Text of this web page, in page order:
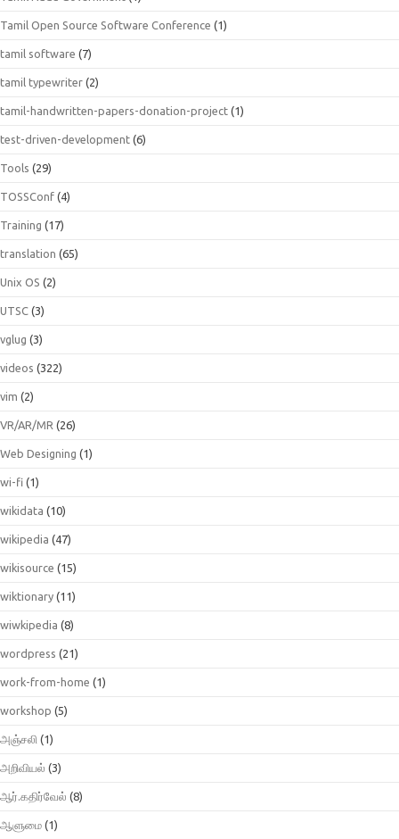
Tamil Open Source Software Conference (1)
tamil software (7)
tamil typewriter (2)
tamil-handwritten-papers-donation-project (1)
test-driven-development (6)
Tools (29)
TOSSConf (4)
Training (17)
translation (65)
Unix OS (2)
UTSC (3)
vglug (3)
videos (322)
vim (2)
VR/AR/MR (26)
Web Designing (1)
wi-fi (1)
wikidata (10)
wikipedia (47)
wikisource (15)
wiktionary (11)
wiwkipedia (8)
wordpress (21)
work-from-home (1)
workshop (5)
அஞ்சலி (1)
அறிவியல் (3)
ஆர்.கதிர்வேல் (8)
ஆளுமை (1)